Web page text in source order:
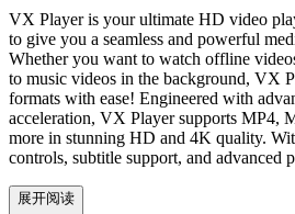
VX Player is your ultimate HD video
to give you a seamless and powerful
Whether you want to watch offline
to music videos in the background, VX
formats with ease! Engineered with
acceleration, VX Player supports MP4,
more in stunning HD and 4K quality.
controls, subtitle support, and advanced
展开阅读